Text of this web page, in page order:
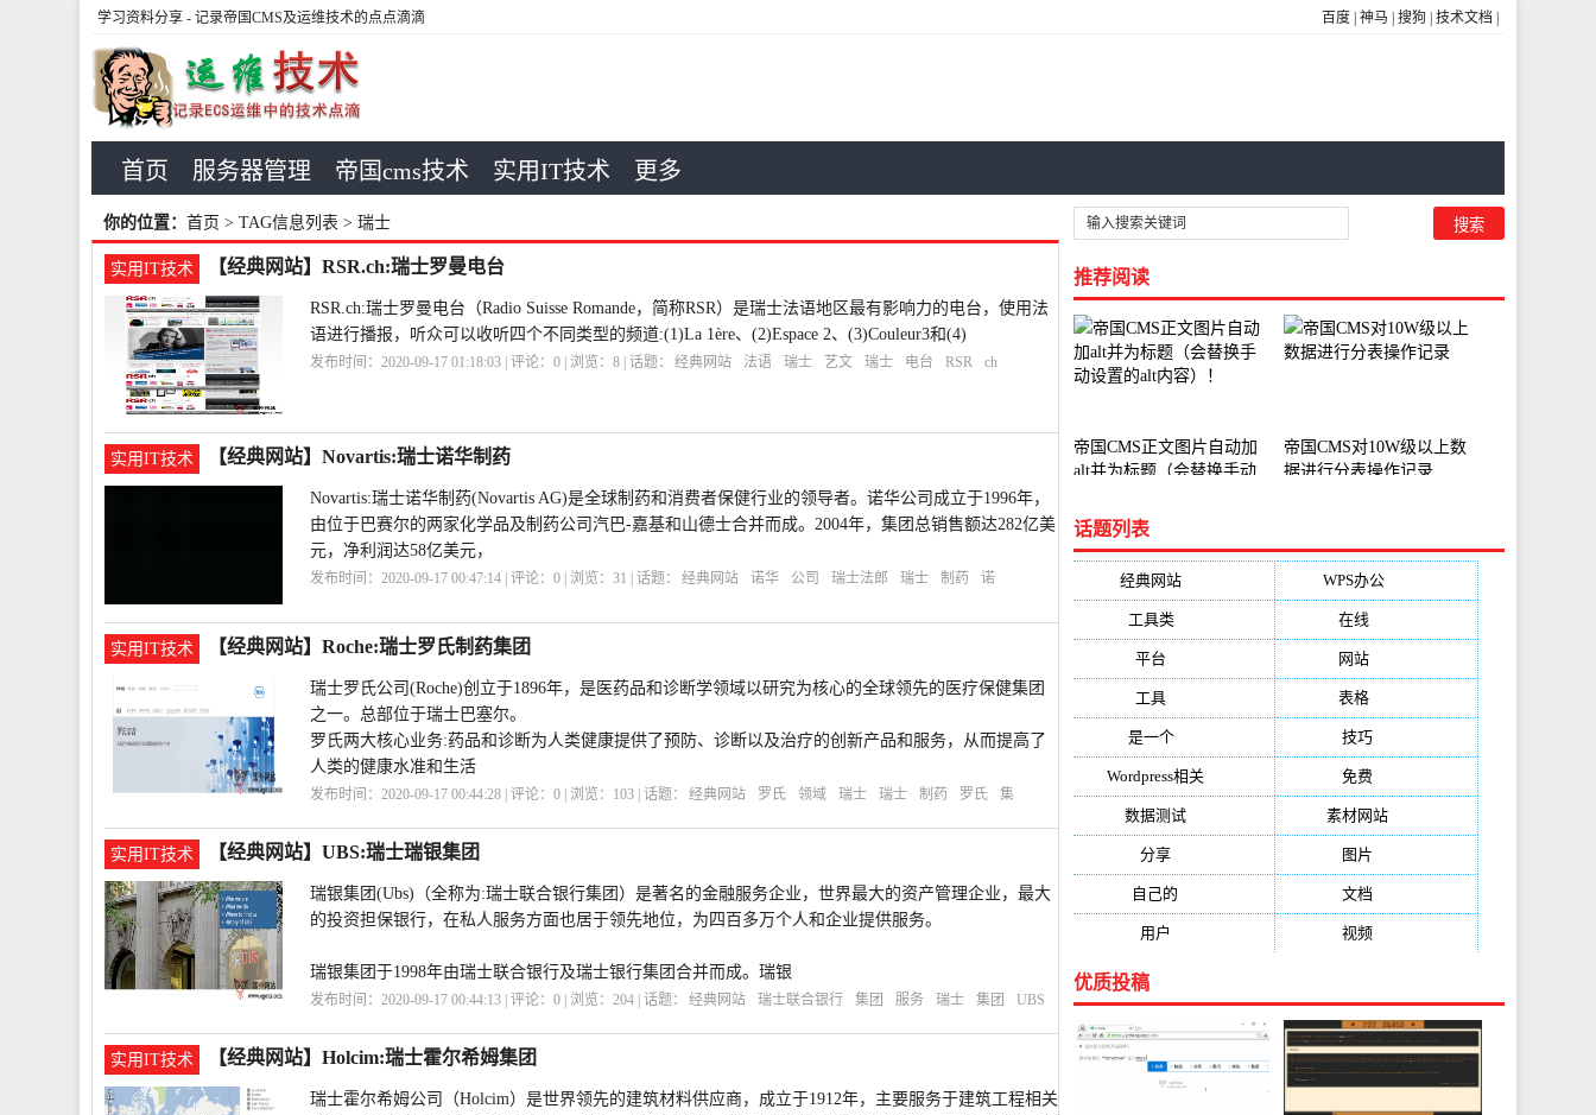
百度 神马 搜狗 技术文档
学习资料分享 - 记录帝国CMS及运维技术的点点滴滴
首页 服务器管理 帝国cms技术 实用IT技术 更多
你的位置： 首页 > TAG信息列表 > 瑞士
实用IT技术 【经典网站】RSR.ch:瑞士罗曼电台
RSR.ch:瑞士罗曼电台（Radio Suisse Romande，简称RSR）是瑞士法语地区最有影响力的电台，使用法
语进行播报，听众可以收听四个不同类型的频道:(1)La 1ère、(2)Espace 2、(3)Couleur3和(4)
发布时间：2020-09-17 01:18:03 | 评论：0 | 浏览：8 | 话题： 经典网站 法语 瑞士 艺文 瑞士 电台 RSR ch
实用IT技术 【经典网站】Novartis:瑞士诺华制药
Novartis:瑞士诺华制药(Novartis AG)是全球制药和消费者保健行业的领导者。诺华公司成立于1996年，
由位于巴赛尔的两家化学品及制药公司汽巴-嘉基和山德士合并而成。2004年，集团总销售额达282亿美
元，净利润达58亿美元，
发布时间：2020-09-17 00:47:14 | 评论：0 | 浏览：31 | 话题： 经典网站 诺华 公司 瑞士法郎 瑞士 制药
诺
实用IT技术 【经典网站】Roche:瑞士罗氏制药集团
瑞士罗氏公司(Roche)创立于1896年，是医药品和诊断学领域以研究为核心的全球领先的医疗保健集团
之一。总部位于瑞士巴塞尔。
罗氏两大核心业务:药品和诊断为人类健康提供了预防、诊断以及治疗的创新产品和服务，从而提高了
人类的健康水准和生活
发布时间：2020-09-17 00:44:28 | 评论：0 | 浏览： 103 | 话题： 经典网站 罗氏 领域 瑞士 瑞士 制药 罗氏
集
团
Roche
实用IT技术 【经典网站】UBS:瑞士瑞银集团
瑞银集团(Ubs)（全称为:瑞士联合银行集团）是著名的金融服务企业，世界最大的资产管理企业，最大
的投资担保银行，在私人服务方面也居于领先地位，为四百多万个人和企业提供服务。
瑞银集团于1998年由瑞士联合银行及瑞士银行集团合并而成。瑞银
发布时间：2020-09-17 00:44:13 | 评论：0 | 浏览：204 | 话题： 经典网站 瑞士联合银行 集团 服务 瑞士 集团 UBS
实用IT技术 【经典网站】Holcim:瑞士霍尔希姆集团
瑞士霍尔希姆公司（Holcim）是世界领先的建筑材料供应商，成立于1912年，主要服务于建筑工程相关
推荐阅读
帝国CMS正文图片自动加
alt并为标题（会替换手动
帝国CMS对10W级以上数
据进行分表操作记录
话题列表
经典网站 WPS办公(2513)
工具类(1994) 在线(1987)
平台 网站(1170)
工具 表格(1052)
是一个(1026) 技巧
Wordpress相关(851) 免费
数据测试(788) 素材网站
分享(676) 图片
自己的 文档
用户 视频
优质投稿